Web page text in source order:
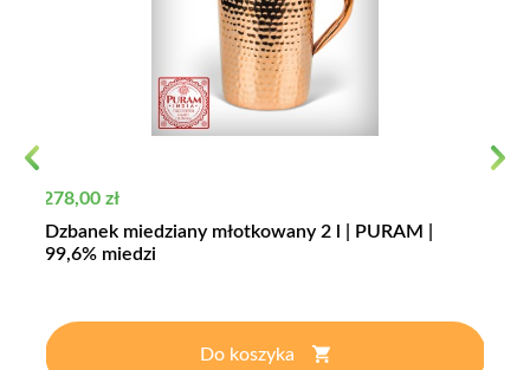
Cena
278,00 zł
Dzbanek miedziany młotkowany 2 l | PURAM |
99,6% miedzi
Do koszyka